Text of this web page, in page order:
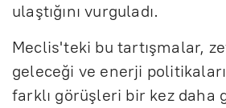
ulaştığını vurguladı.
Meclis'teki bu tartışmalar,
geleceği ve enerji
farklı görüşleri bir kez daha